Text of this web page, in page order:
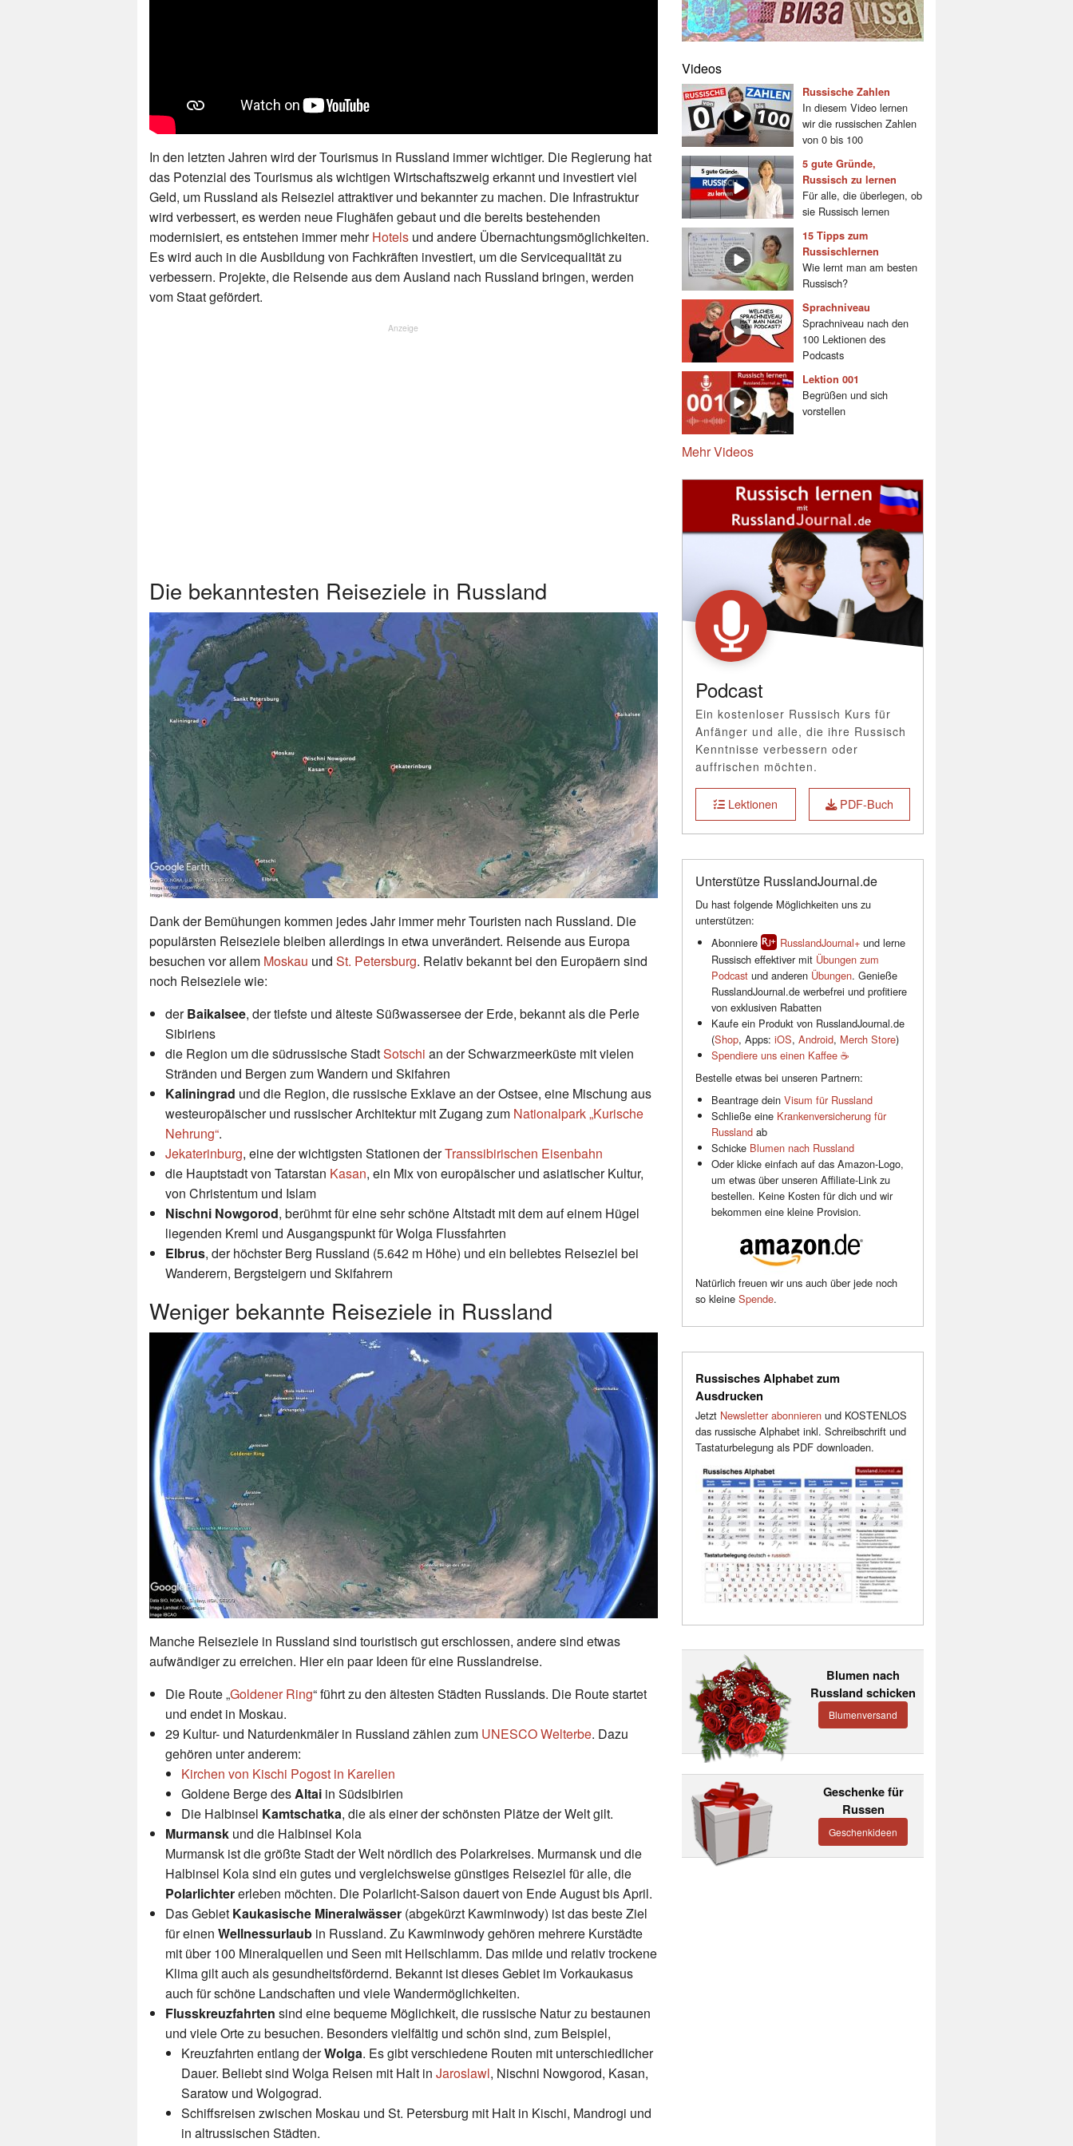
In den letzten Jahren wird der Tourismus in Russland immer wichtiger. Die Regierung hat
das Potenzial des Tourismus als wichtigen Wirtschaftszweig erkannt und investiert viel
Geld, um Russland als Reiseziel attraktiver und bekannter zu machen. Die Infrastruktur
wird verbessert, es werden neue Flughäfen gebaut und die bereits bestehenden
modernisiert, es entstehen immer mehrHotels und andere Übernachtungsmöglichkeiten.
Es wird auch in die Ausbildung von Fachkräften investiert, um die Servicequalität zu
verbessern. Projekte, die Reisende aus dem Ausland nach Russland bringen, werden
vom Staat gefördert.
Anzeige
Die bekanntesten Reiseziele in Russland
Dank der Bemühungen kommen jedes Jahr immer mehr Touristen nach Russland. Die
populärsten Reiseziele bleiben allerdings in etwa unverändert. Reisende aus Europa
besuchen vor allem Moskau und St. Petersburg. Relativ bekannt bei den Europäern sind
noch Reiseziele wie:
derBaikalsee, der tiefste und älteste Süßwassersee der Erde, bekannt als die Perle
Sibiriens
die Region um die südrussische StadtSotschi an der Schwarzmeerküste mit vielen
Stränden und Bergen zum Wandern und Skifahren
Kaliningrad und die Region, die russische Exklave an der Ostsee, eine Mischung aus
westeuropäischer und russischer Architektur mit Zugang zum Nationalpark „Kurische
Nehrung“.
Jekaterinburg, eine der wichtigsten Stationen derTranssibirischen Eisenbahn
die Hauptstadt von Tatarstan Kasan, ein Mix von europäischer und asiatischer Kultur,
von Christentum und Islam
Nischni Nowgorod, berühmt für eine sehr schöne Altstadt mit dem auf einem Hügel
liegenden Kreml und Ausgangspunkt für Wolga Flussfahrten
Elbrus, der höchster Berg Russland (5.642 m Höhe) und ein beliebtes Reiseziel bei
Wanderern, Bergsteigern und Skifahrern
Weniger bekannte Reiseziele in Russland
Manche Reiseziele in Russland sind touristisch gut erschlossen, andere sind etwas
aufwändiger zu erreichen. Hier ein paar Ideen für eine Russlandreise.
Die Route „Goldener Ring“ führt zu den ältesten Städten Russlands. Die Route startet
und endet in Moskau.
29 Kultur- und Naturdenkmäler in Russland zählen zum UNESCO Welterbe. Dazu
gehören unter anderem:
Kirchen von Kischi Pogost in Karelien
Goldene Berge des Altai in Südsibirien
Die Halbinsel Kamtschatka, die als einer der schönsten Plätze der Welt gilt.
Murmansk und die Halbinsel Kola
Murmansk ist die größte Stadt der Welt nördlich des Polarkreises. Murmansk und die
Halbinsel Kola sind ein gutes und vergleichsweise günstiges Reiseziel für alle, die
Polarlichtererleben möchten. Die Polarlicht-Saison dauert von Ende August bis April.
Das Gebiet Kaukasische Mineralwässer (abgekürzt Kawminwody) ist das beste Ziel
für einen Wellnessurlaub in Russland. Zu Kawminwody gehören mehrere Kurstädte
mit über 100 Mineralquellen und Seen mit Heilschlamm. Das milde und relativ trockene
Klima gilt auch als gesundheitsfördernd. Bekannt ist dieses Gebiet im Vorkaukasus
auch für schöne Landschaften und viele Wandermöglichkeiten.
Flusskreuzfahrten sind eine bequeme Möglichkeit, die russische Natur zu bestaunen
und viele Orte zu besuchen. Besonders vielfältig und schön sind, zum Beispiel,
Kreuzfahrten entlang derWolga. Es gibt verschiedene Routen mit unterschiedlicher
Dauer. Beliebt sind Wolga Reisen mit Halt in Jaroslawl, Nischni Nowgorod, Kasan,
Saratow und Wolgograd.
Schiffsreisen zwischen Moskau und St. Petersburg mit Halt in Kischi, Mandrogi und
in altrussischen Städten.
Videos
Russische Zahlen
In diesem Video lernen
wir die russischen Zahlen
von 0 bis 100
5 gute Gründe,
Russisch zu lernen
Für alle, die überlegen, ob
sie Russisch lernen
15 Tipps zum
Russischlernen
Wie lernt man am besten
Russisch?
Sprachniveau
Sprachniveau nach den
100 Lektionen des
Podcasts
Lektion 001
Begrüßen und sich
vorstellen
Mehr Videos
Podcast
Ein kostenloser Russisch Kurs für
Anfänger und alle, die ihre Russisch
Kenntnisse verbessern oder
auffrischen möchten.
Lektionen PDF-Buch
Unterstütze RusslandJournal.de
Du hast folgende Möglichkeiten uns zu
unterstützen:
Abonniere
RusslandJournal+und lerne
Russisch effektiver mit Übungen zum
Podcastund anderen Übungen. Genieße
RusslandJournal.de werbefrei und profitiere
von exklusiven Rabatten
Kaufe ein Produkt von RusslandJournal.de
(Shop, Apps: iOS, Android, Merch Store)
Spendiere uns einen Kaffee ☕️
Bestelle etwas bei unseren Partnern:
Beantrage dein Visum für Russland
Schließe eine Krankenversicherung für
Russlandab
Schicke Blumen nach Russland
Oder klicke einfach auf das Amazon-Logo,
um etwas über unseren Affiliate-Link zu
bestellen. Keine Kosten für dich und wir
bekommen eine kleine Provision.
Natürlich freuen wir uns auch über jede noch
so kleine Spende.
Russisches Alphabet zum
Ausdrucken
Jetzt Newsletter abonnierenund KOSTENLOS
das russische Alphabet inkl. Schreibschrift und
Tastaturbelegung als PDF downloaden.
Blumen nach
Russland schicken
Blumenversand
Geschenke für
Russen
Geschenkideen